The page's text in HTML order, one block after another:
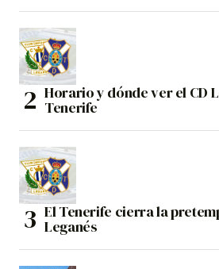
Horario y dónde ver el CD
Tenerife
El Tenerife cierra la
Leganés